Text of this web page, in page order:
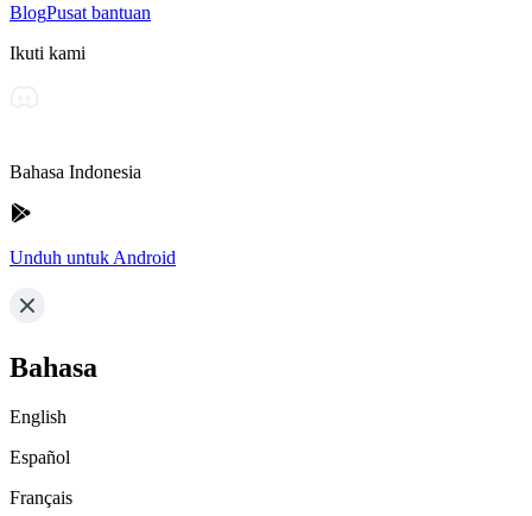
BlogPusat bantuan
Ikuti kami
Bahasa Indonesia
Unduh untuk Android
Bahasa
English
Español
Français